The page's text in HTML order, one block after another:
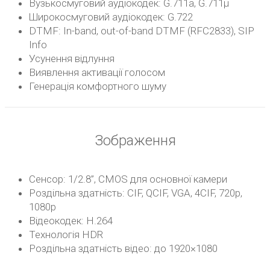
Вузькосмуговий аудіокодек: G.711a, G.711μ
Широкосмуговий аудіокодек: G.722
DTMF: In-band, out-of-band DTMF (RFC2833), SIP
Info
Усунення відлуння
Виявлення активації голосом
Генерація комфортного шуму
Зображення
Сенсор: 1/2.8”, CMOS для основної камери
Роздільна здатність: CIF, QCIF, VGA, 4CIF, 720p,
1080p
Відеокодек: H.264
Технологія HDR
Роздільна здатність відео: до 1920×1080